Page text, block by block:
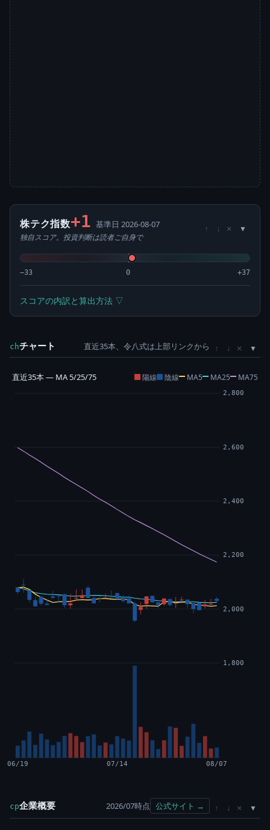
株テク指数+1 基準日 2026-08-07
独自スコア。投資判断は読者ご自身で
↑ ↓ ×
−33 0 +37
スコアの内訳と算出方法 ▽
chチャート 直近35本、令八式は上部リンクから ↑ ↓ ×
直近35本 — MA 5/25/75 陽線 陰線 MA5 MA25 MA75
1,800
2,000
2,200
2,400
2,600
2,800
06/19 07/14 08/07
cp企業概要 2026/07時点 公式サイト → ↑ ↓ ×